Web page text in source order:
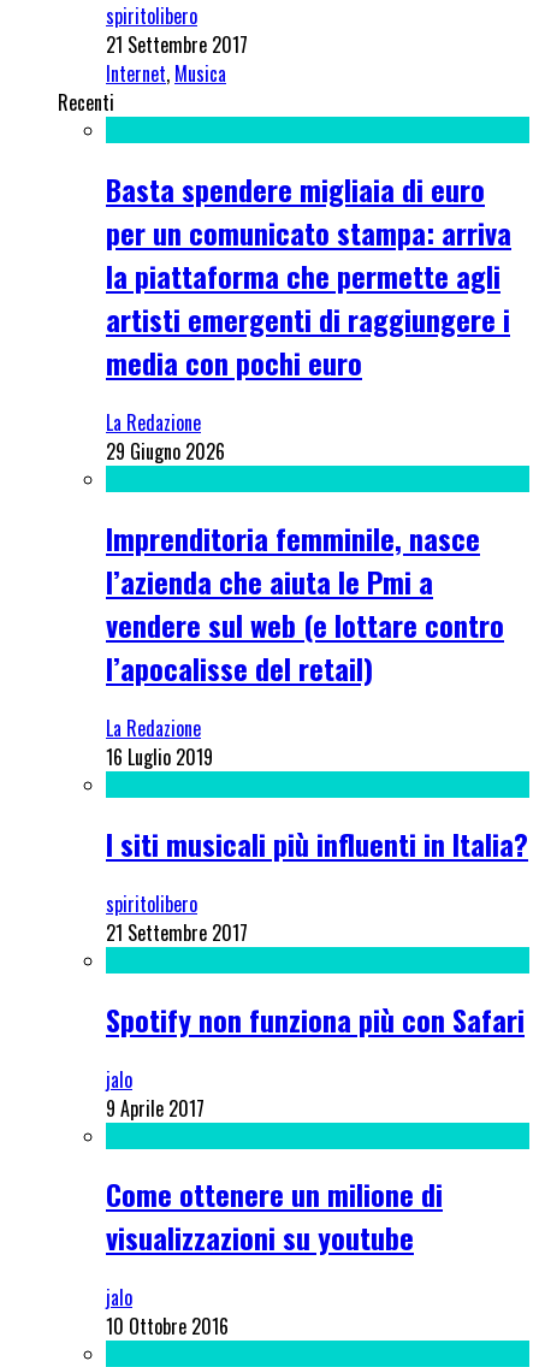
spiritolibero
21 Settembre 2017
Internet, Musica
Recenti
Basta spendere migliaia di euro
per un comunicato stampa: arriva
la piattaforma che permette agli
artisti emergenti di raggiungere i
media con pochi euro
La Redazione
29 Giugno 2026
Imprenditoria femminile, nasce
l’azienda che aiuta le Pmi a
vendere sul web (e lottare contro
l’apocalisse del retail)
La Redazione
16 Luglio 2019
I siti musicali più influenti in Italia?
spiritolibero
21 Settembre 2017
Spotify non funziona più con Safari
jalo
9 Aprile 2017
Come ottenere un milione di
visualizzazioni su youtube
jalo
10 Ottobre 2016